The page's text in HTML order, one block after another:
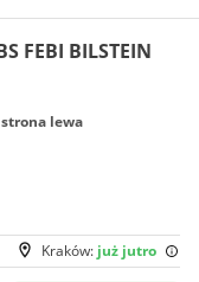
FEBI BILSTEIN
lewa
Kraków: już jutro